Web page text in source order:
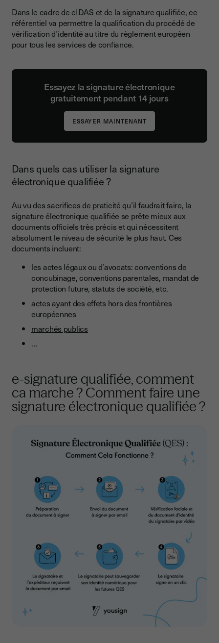
Dans le cadre de eIDAS et de la signature qualifiée, ce
référentiel va permettre la qualification du procédé de
vérification d’identité au titre du règlement européen
pour tous les services de confiance.
Essayez la signature électronique
gratuitement pendant 14 jours
Dans quels cas utiliser la signature
électronique qualifiée ?
Au vu des sacrifices de praticité qu’il faudrait faire, la
signature électronique qualifiée se prête mieux aux
documents officiels très précis et qui nécessitent
absolument le niveau de sécurité le plus haut. Ces
documents incluent:
les actes légaux ou d’avocats: conventions de
concubinage, conventions parentales, mandat de
protection future, statuts de société, etc.
actes ayant des effets hors des frontières
européennes
marchés publics
…
e-signature qualifiée, comment
ca marche ? Comment faire une
signature électronique qualifiée ?